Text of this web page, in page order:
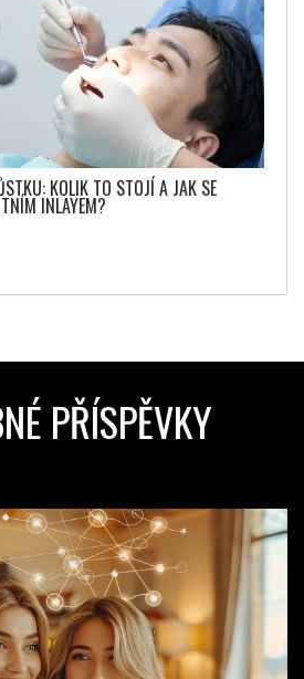
KOLIK TO STOJÍ A JAK SE
INLAYEM?
PŘÍSPĚVKY